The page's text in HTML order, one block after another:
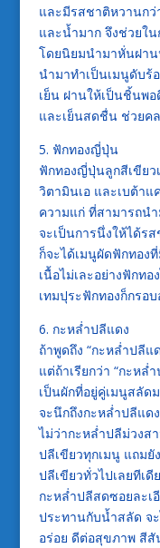
และมีรสชาติหวานกว่
และน้ำมาก จึงช่วยใ
โดยนิยมนำมาหั่นฝาน
นำมาทำเป็นเมนูดับร้
เย็น ฝานให้เป็นชิ้นพ
และเย็นสดชื่น ช่วยค
5. ฟักทองญี่ปุ่น
ฟักทองญี่ปุ่นลูกสีเขียว
วิตามินเอ และเบต้า
ความแก่ ที่สามารถน
จะเป็นการนึ่งให้ได้ร
ก็จะได้เมนูผัดฟักทอง
เนื้อไม่เละอย่างฟักท
เทมปุระฟักทองก็กรอ
6. กะหล่ำปลีแดง
ถ้าพูดถึง “กะหล่ำปลีแ
แต่ถ้าเรียกว่า “กะหล่
เป็นผักที่อยู่คู่เมนูสลัด
จะนึกถึงกะหล่ำปลีแ
ไม่ว่ากะหล่ำปลีม่วงส
ปลีเขียวทุกเมนู แถม
ปลีเขียวทั่วไปเลยทีเ
กะหล่ำปลีสดซอยละเ
ประทานกับน้ำสลัด จ
อร่อย ดีต่อสุขภาพ สี